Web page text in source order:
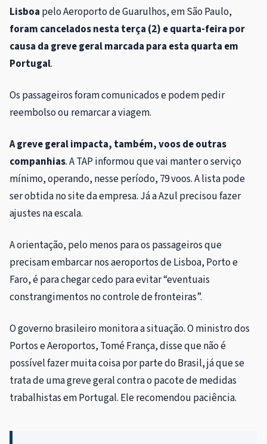
Lisboa pelo Aeroporto de Guarulhos, em São Paulo,
foram cancelados nesta terça (2) e quarta-feira por
causa da greve geral marcada para esta quarta em
Portugal.
Os passageiros foram comunicados e podem pedir
reembolso ou remarcar a viagem.
A greve geral impacta, também, voos de outras
companhias. A TAP informou que vai manter o serviço
mínimo, operando, nesse período, 79 voos. A lista pode
ser obtida no site da empresa. Já a Azul precisou fazer
ajustes na escala.
A orientação, pelo menos para os passageiros que
precisam embarcar nos aeroportos de Lisboa, Porto e
Faro, é para chegar cedo para evitar “eventuais
constrangimentos no controle de fronteiras”.
O governo brasileiro monitora a situação. O ministro dos
Portos e Aeroportos, Tomé França, disse que não é
possível fazer muita coisa por parte do Brasil, já que se
trata de uma greve geral contra o pacote de medidas
trabalhistas em Portugal. Ele recomendou paciência.